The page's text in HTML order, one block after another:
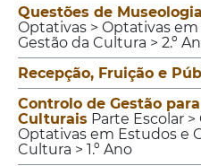
Questões de Museologia
Optativas > Optativas
Gestão da Cultura > 2.º
Recepção, Fruição e
Controlo de Gestão
Culturais Parte Escolar
Optativas em Estudos e
Cultura > 1.º Ano